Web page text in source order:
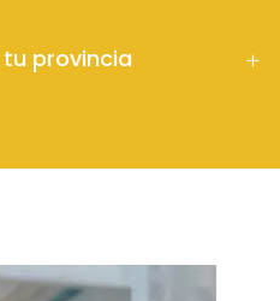
provincia